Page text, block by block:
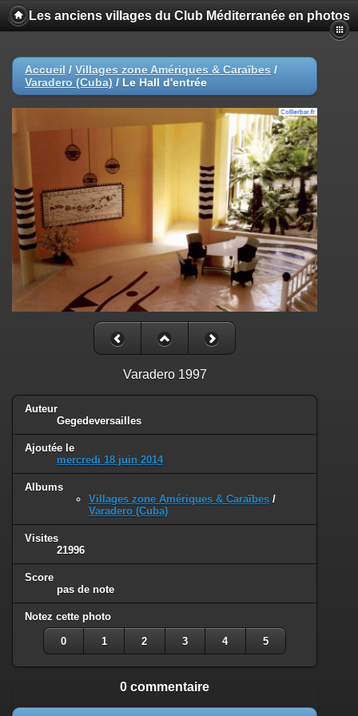
Les anciens villages du Club Méditerranée en photos
Accueil / Villages zone Amériques & Caraïbes /
Varadero (Cuba) / Le Hall d'entrée
Varadero 1997
Auteur
Gegedeversailles
Ajoutée le
mercredi 18 juin 2014
Albums
Villages zone Amériques & Caraïbes /
Varadero (Cuba)
Visites
21996
Score
pas de note
Notez cette photo
0 1 2 3 4 5
0 commentaire